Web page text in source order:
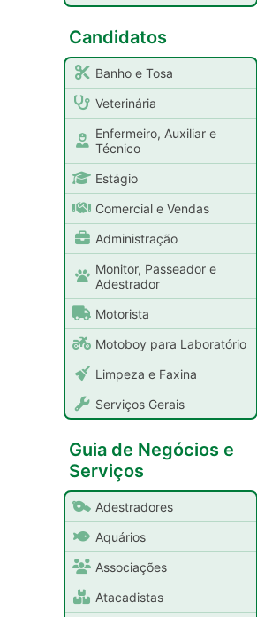
Candidatos
Banho e Tosa
Veterinária
Enfermeiro, Auxiliar e
Técnico
Estágio
Comercial e Vendas
Administração
Monitor, Passeador e
Adestrador
Motorista
Motoboy para Laboratório
Limpeza e Faxina
Serviços Gerais
Guia de Negócios e
Serviços
Adestradores
Aquários
Associações
Atacadistas